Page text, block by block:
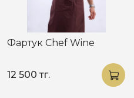
Фартук Chef Wine
12 500 тг.